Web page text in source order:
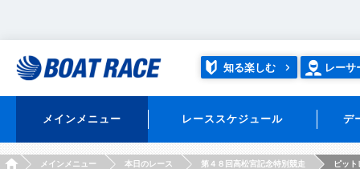
知る楽しむ レーサ
メインメニュー レーススケジュール デ
HOMEメインメニュー 本日のレース 第４８回高松宮記念特別競走 ピッ